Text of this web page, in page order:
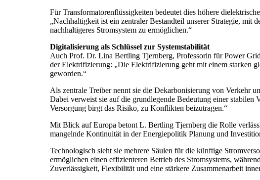
Für Transformatorenflüssigkeiten bedeutet dies höhere
„Nachhaltigkeit ist ein zentraler Bestandteil unserer Strategie, mit
nachhaltigeres Stromsystem zu ermöglichen.“
Digitalisierung als Schlüssel zur Systemstabilität
Auch Prof. Dr. Lina Bertling Tjernberg, Professorin für Power
der Elektrifizierung: „Die Elektrifizierung geht mit einem starken
geworden.“
Als zentrale Treiber nennt sie die Dekarbonisierung von Verkehr
Dabei verweist sie auf die grundlegende Bedeutung einer stabilen
Versorgung birgt das Risiko, zu Konflikten beizutragen.“
Mit Blick auf Europa betont L. Bertling Tjernberg die Rolle
mangelnde Kontinuität in der Energiepolitik Planung und
Technologisch sieht sie mehrere Säulen für die künftige
ermöglichen einen effizienteren Betrieb des Stromsystems,
Zuverlässigkeit, Flexibilität und eine stärkere Zusammenarbeit